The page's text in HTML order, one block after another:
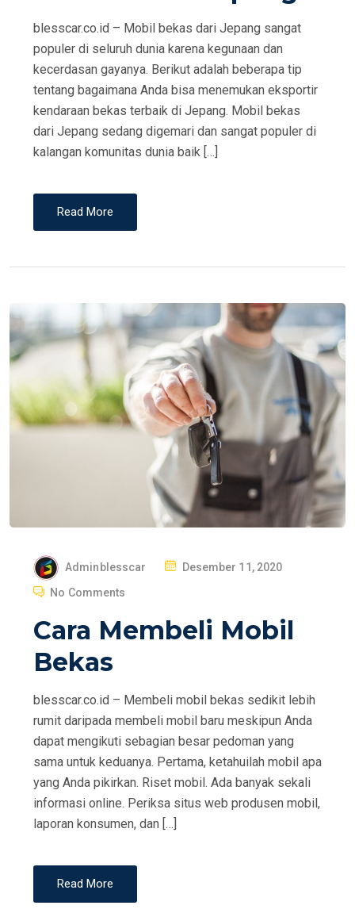
blesscar.co.id – Mobil bekas dari Jepang sangat
populer di seluruh dunia karena kegunaan dan
kecerdasan gayanya. Berikut adalah beberapa tip
tentang bagaimana Anda bisa menemukan eksportir
kendaraan bekas terbaik di Jepang. Mobil bekas
dari Jepang sedang digemari dan sangat populer di
kalangan komunitas dunia baik […]
Read More
Adminblesscar
P
T
Desember 11, 2020
No Comments
Cara Membeli Mobil
Bekas
blesscar.co.id – Membeli mobil bekas sedikit lebih
rumit daripada membeli mobil baru meskipun Anda
dapat mengikuti sebagian besar pedoman yang
sama untuk keduanya. Pertama, ketahuilah mobil apa
yang Anda pikirkan. Riset mobil. Ada banyak sekali
informasi online. Periksa situs web produsen mobil,
laporan konsumen, dan […]
Read More